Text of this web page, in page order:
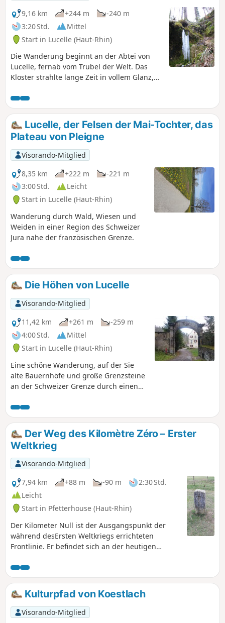
9,16 km
+244 m
-240 m
3:20 Std.
Mittel
Start in Lucelle (Haut-Rhin)
Die Wanderung beginnt an der Abtei von
Lucelle, fernab vom Trubel der Welt. Das
Kloster strahlte lange Zeit in vollem Glanz,
in den wenigen erhaltenen Gebäuden
ablesen. Von hier aus können Sie bei einem
Abstecher in die Schweizer Natur einen
kuriosen Felsüberhang über dem
entspringenden Fluss entdecken.
Anschließend geht es zurück auf das
Plateau, das ein zwischen zwei bewaldeten
Bergrücken gelegenes Tal überragt, durch
das sich die Lucelle schlängelt.
Lucelle, der Felsen der Mai-Tochter, das
Plateau von Pleigne
Visorando-Mitglied
8,35 km
+222 m
-221 m
3:00 Std.
Leicht
Start in Lucelle (Haut-Rhin)
Wanderung durch Wald, Wiesen und
Weiden in einer Region des Schweizer
Jura nahe der französischen Grenze.
Die Höhen von Lucelle
Visorando-Mitglied
11,42 km
+261 m
-259 m
4:00 Std.
Mittel
Start in Lucelle (Haut-Rhin)
Eine schöne Wanderung, auf der Sie
alte Bauernhöfe und große Grenzsteine
an der Schweizer Grenze durch einen
Abbaye de Lucelle, heute besser
bekannt unter dem Namen „Centre
Européen de Rencontres” (Europäisches
Begegnungszentrum), sehen können.
Der Weg des Kilomètre Zéro – Erster
Weltkrieg
Visorando-Mitglied
7,94 km
+88 m -90 m
2:30 Std.
Leicht
Start in Pfetterhouse (Haut-Rhin)
Der Kilometer Null ist der Ausgangspunkt der
während desErsten Weltkriegs errichteten
Frontlinie. Er befindet sich an der heutigen
Ort namens Le Largin. Der Weg „Sentier du
Kilomètre Zéro” erkundet drei Abschnitte der
Front, die ersten Kilometer der französischen und
deutschen Front sowie die Schweizer Front von Le
Largin, die entlang der Grenze gegenüber dem
Niemandsland errichtet wurde, wo sich der
Kulturpfad von Koestlach
Visorando-Mitglied